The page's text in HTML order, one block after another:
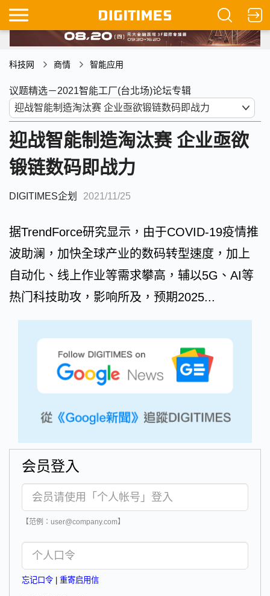
科技网 商情 智能应用
议题精选－2021智能工厂(台北场)论坛专辑
迎战智能制造淘汰赛 企业亟欲
锻链数码即战力
DIGITIMES企划 2021/11/25
据TrendForce研究显示，由于COVID-19疫情推
波助澜，加快全球产业的数码转型速度，加上
自动化、线上作业等需求攀高，辅以5G、AI等
热门科技助攻，影响所及，预期2025...
会员登入
【范例：user@company.com】
忘记口令 重寄启用信